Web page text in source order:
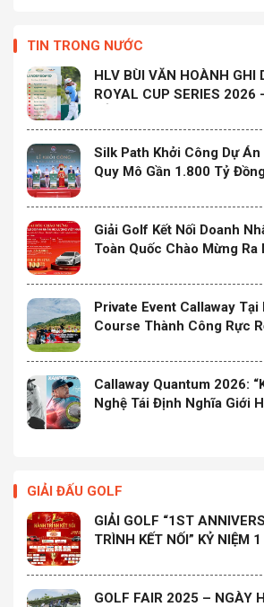
TIN TRONG NƯỚC
HLV BÙI VĂN HOÀNH GHI
ROYAL CUP SERIES 2026
TP.HCM
Silk Path Khởi Công Dự
Quy Mô Gần 1.800 Tỷ
Mới Tại Bắc Trung Bộ
Giải Golf Kết Nối Doanh
Toàn Quốc Chào Mừng Ra
Khởi Tranh
Private Event Callaway
Course Thành Công Rực
Callaway Quantum 2026:
Nghệ Tái Định Nghĩa Giới
GIẢI ĐẤU GOLF
GIẢI GOLF “1ST
TRÌNH KẾT NỐI” KỶ NIỆM
GOLF FAIR 2025 – NGÀY